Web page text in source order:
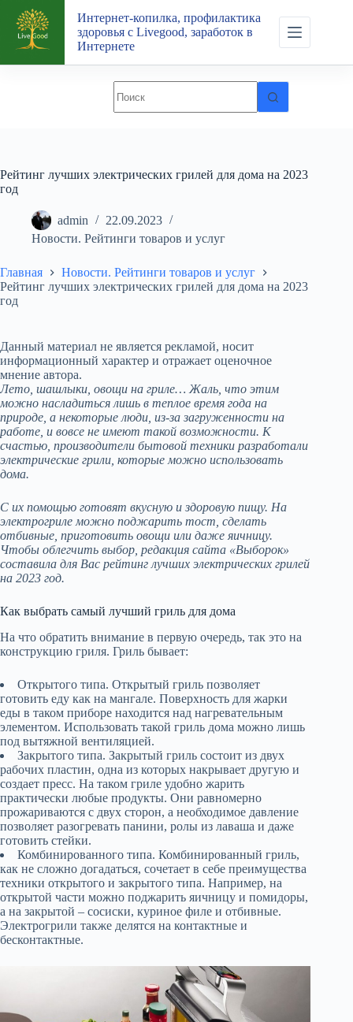
Перейти
сути
Интернет-копилка, профилактика
здоровья с Livegood, заработок в
Интернете
Рейтинг лучших электрических грилей для дома на 2023
год
admin
22.09.2023
Новости. Рейтинги товаров и услуг
Главная
Новости. Рейтинги товаров и услуг
Рейтинг лучших электрических грилей для дома на 2023
год
Данный материал не является рекламой, носит
информационный характер и отражает оценочное
мнение автора.
Лето, шашлыки, овощи на гриле… Жаль, что этим
можно насладиться лишь в теплое время года на
природе, а некоторые люди, из-за загруженности на
работе, и вовсе не имеют такой возможности. К
счастью, производители бытовой техники разработали
электрические грили, которые можно использовать
дома.
С их помощью готовят вкусную и здоровую пищу. На
электрогриле можно поджарить тост, сделать
отбивные, приготовить овощи или даже яичницу.
Чтобы облегчить выбор, редакция сайта «Выборок»
составила для Вас рейтинг лучших электрических грилей
на 2023 год.
Как выбрать самый лучший гриль для дома
На что обратить внимание в первую очередь, так это на
конструкцию гриля. Гриль бывает:
Открытого типа. Открытый гриль позволяет
готовить еду как на мангале. Поверхность для жарки
еды в таком приборе находится над нагревательным
элементом. Использовать такой гриль дома можно лишь
под вытяжной вентиляцией.
Закрытого типа. Закрытый гриль состоит из двух
рабочих пластин, одна из которых накрывает другую и
создает пресс. На таком гриле удобно жарить
практически любые продукты. Они равномерно
прожариваются с двух сторон, а необходимое давление
позволяет разогревать панини, ролы из лаваша и даже
готовить стейки.
Комбинированного типа. Комбинированный гриль,
как не сложно догадаться, сочетает в себе преимущества
техники открытого и закрытого типа. Например, на
открытой части можно поджарить яичницу и помидоры,
а на закрытой – сосиски, куриное филе и отбивные.
Электрогрили также делятся на контактные и
бесконтактные.